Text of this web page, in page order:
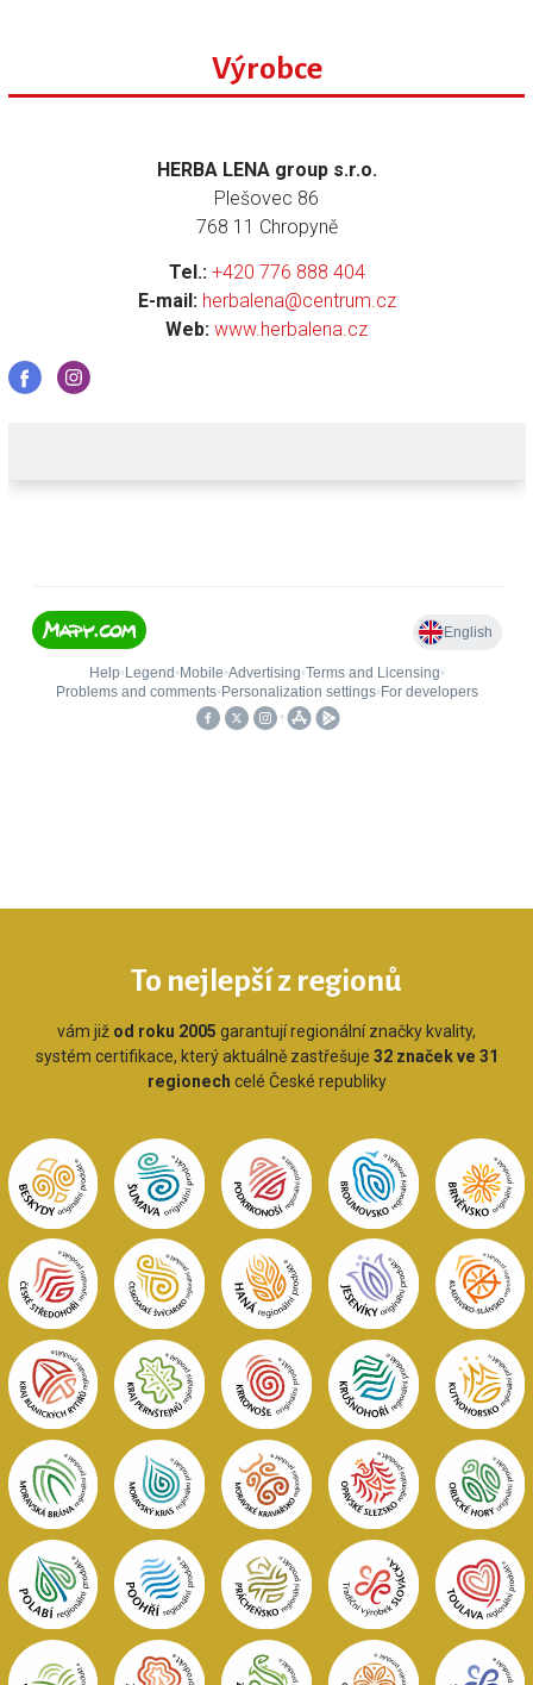
Výrobce
HERBA LENA group s.r.o.
Plešovec 86
768 11 Chropyně
Tel.: +420 776 888 404
E-mail: herbalena@centrum.cz
Web: www.herbalena.cz
To nejlepší z regionů
vám již od roku 2005 garantují regionální značky kvality,
systém certifikace, který aktuálně zastřešuje 32 značek ve 31
regionech celé České republiky